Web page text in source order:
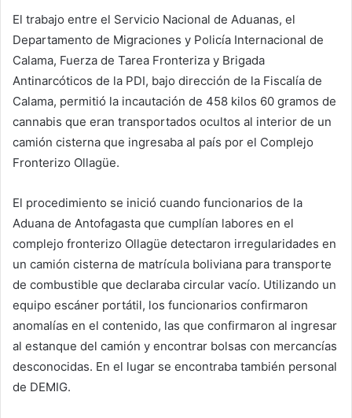
El trabajo entre el Servicio Nacional de Aduanas, el
Departamento de Migraciones y Policía Internacional de
Calama, Fuerza de Tarea Fronteriza y Brigada
Antinarcóticos de la PDI, bajo dirección de la Fiscalía de
Calama, permitió la incautación de 458 kilos 60 gramos de
cannabis que eran transportados ocultos al interior de un
camión cisterna que ingresaba al país por el Complejo
Fronterizo Ollagüe.
El procedimiento se inició cuando funcionarios de la
Aduana de Antofagasta que cumplían labores en el
complejo fronterizo Ollagüe detectaron irregularidades en
un camión cisterna de matrícula boliviana para transporte
de combustible que declaraba circular vacío. Utilizando un
equipo escáner portátil, los funcionarios confirmaron
anomalías en el contenido, las que confirmaron al ingresar
al estanque del camión y encontrar bolsas con mercancías
desconocidas. En el lugar se encontraba también personal
de DEMIG.